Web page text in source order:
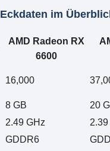
im
AMD Radeon RX
6600
16,000
8 GB
20
2.49 GHz
GDDR6